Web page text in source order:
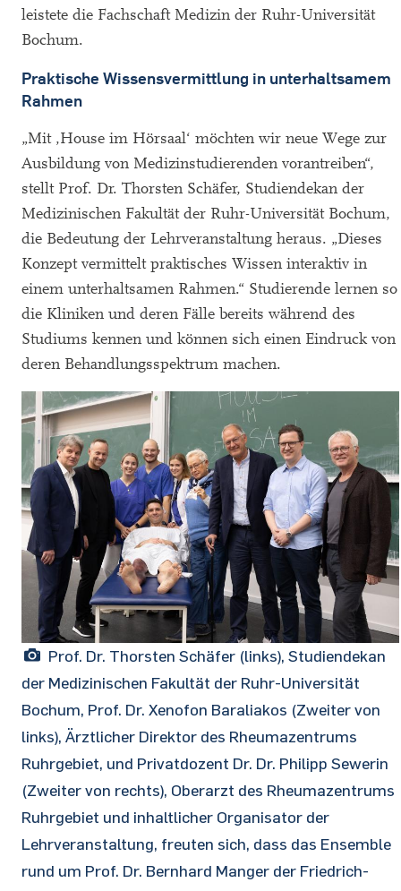
leistete die Fachschaft Medizin der Ruhr-Universität
Bochum.
Praktische Wissensvermittlung in unterhaltsamem
Rahmen
„Mit ‚House im Hörsaal‘ möchten wir neue Wege zur
Ausbildung von Medizinstudierenden vorantreiben“,
stellt Prof. Dr. Thorsten Schäfer, Studiendekan der
Medizinischen Fakultät der Ruhr-Universität Bochum,
die Bedeutung der Lehrveranstaltung heraus. „Dieses
Konzept vermittelt praktisches Wissen interaktiv in
einem unterhaltsamen Rahmen.“ Studierende lernen so
die Kliniken und deren Fälle bereits während des
Studiums kennen und können sich einen Eindruck von
deren Behandlungsspektrum machen.
Prof. Dr. Thorsten Schäfer (links), Studiendekan
der Medizinischen Fakultät der Ruhr-Universität
Bochum, Prof. Dr. Xenofon Baraliakos (Zweiter von
links), Ärztlicher Direktor des Rheumazentrums
Ruhrgebiet, und Privatdozent Dr. Dr. Philipp Sewerin
(Zweiter von rechts), Oberarzt des Rheumazentrums
Ruhrgebiet und inhaltlicher Organisator der
Lehrveranstaltung, freuten sich, dass das Ensemble
rund um Prof. Dr. Bernhard Manger der Friedrich-